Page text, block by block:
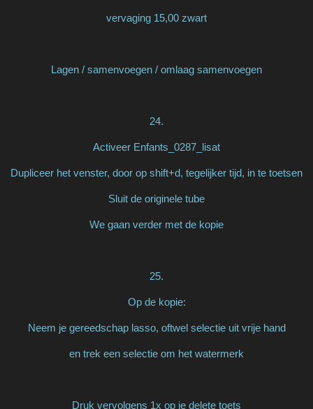
vervaging 15,00 zwart
Lagen / samenvoegen / omlaag samenvoegen
24.
Activeer Enfants_0287_lisat
Dupliceer het venster, door op shift+d, tegelijker tijd, in te toetsen
Sluit de originele tube
We gaan verder met de kopie
25.
Op de kopie:
Neem je gereedschap lasso, oftwel selectie uit vrije hand
en trek een selectie om het watermerk
Druk vervolgens 1x op je delete toets